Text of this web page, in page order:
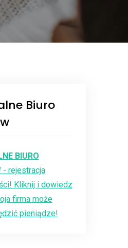
Biuro
BIURO
- rejestracja
Kliknij i dowiedz
firma może
pieniądze!